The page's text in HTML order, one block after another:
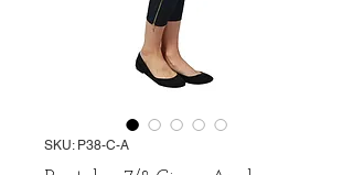
SKU: P38-C-A